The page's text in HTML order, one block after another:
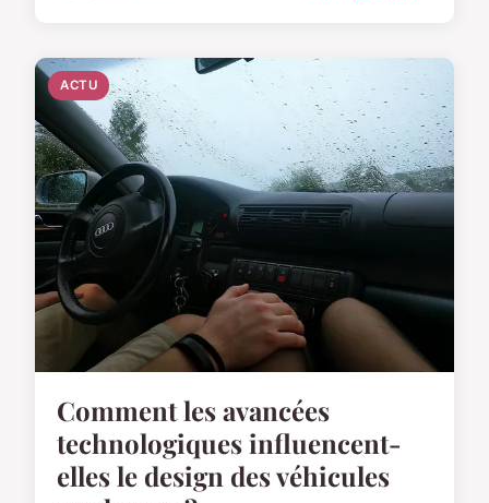
ACTU
Comment les avancées
technologiques influencent-
elles le design des véhicules